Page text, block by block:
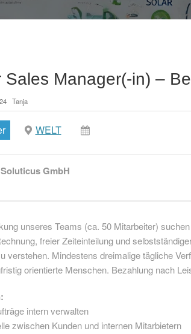
nachhaltige Energie für KMUs
Sales Manager(-in) –
Tanja
WELT
Soluticus GmbH
unseres Teams (ca. 50 Mitarbeiter)
freier Zeiteinteilung und
verstehen. Mindestens dreimalige tägliche
orientierte Menschen. Bezahlung nach
intern verwalten
zwischen Kunden und internen Mitarbietern